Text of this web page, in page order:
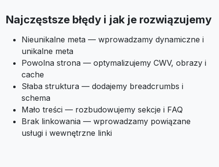
Najczęstsze błędy i jak je rozwiązujemy
Nieunikalne meta — wprowadzamy dynamiczne i
unikalne meta
Powolna strona — optymalizujemy CWV, obrazy i
cache
Słaba struktura — dodajemy breadcrumbs i
schema
Mało treści — rozbudowujemy sekcje i FAQ
Brak linkowania — wprowadzamy powiązane
usługi i wewnętrzne linki